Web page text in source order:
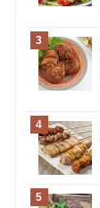
3
4
5